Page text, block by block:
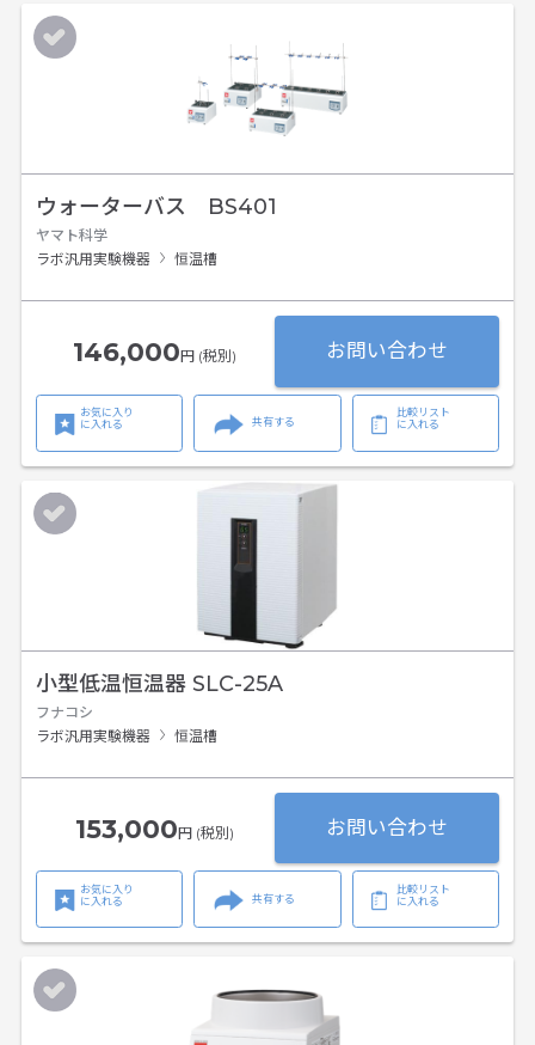
ウォーターバス BS401
ヤマト科学
ラボ汎用実験機器
恒温槽
146,000円 (税別) お問い合わせ
お気に入り
に入れる
共有する
比較リスト
に入れる
小型低温恒温器 SLC-25A
フナコシ
ラボ汎用実験機器
恒温槽
153,000円 (税別) お問い合わせ
お気に入り
に入れる
共有する
比較リスト
に入れる